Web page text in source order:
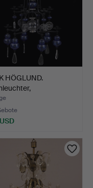
HÖGLUND.
Schmiedee…